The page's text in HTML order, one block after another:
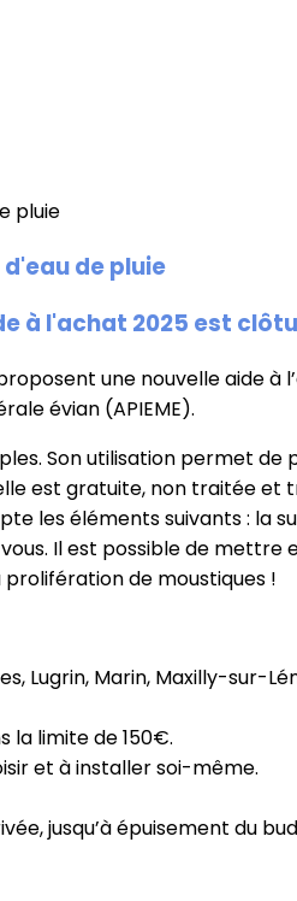
de pluie
à l'achat 2025 est
proposent une nouvelle aide
évian (APIEME).
Son utilisation permet
est gratuite, non traitée et
les éléments suivants : la
Il est possible de mettre
de moustiques !
Lugrin, Marin, Maxilly-sur-
la limite de 150€.
et à installer soi-même.
jusqu’à épuisement du